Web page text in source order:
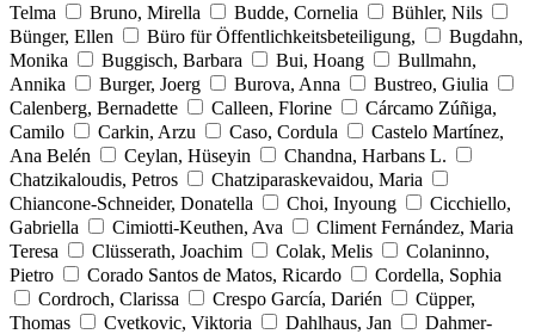
Telma
Bruno, Mirella Budde, Cornelia
Bühler, Nils
Bünger, Ellen
Büro für Öffentlichkeitsbeteiligung,
Bugdahn,
Monika
Buggisch, Barbara Bui, Hoang
Bullmahn,
Annika
Burger, Joerg Burova, Anna
Bustreo, Giulia
Calenberg, Bernadette
Calleen, Florine
Cárcamo Zúñiga,
Camilo
Carkin, Arzu Caso, Cordula
Castelo Martínez,
Ana Belén
Ceylan, Hüseyin
Chandna, Harbans L.
Chatzikaloudis, Petros
Chatziparaskevaidou, Maria
Chiancone-Schneider, Donatella
Choi, Inyoung
Cicchiello,
Gabriella
Cimiotti-Keuthen, Ava
Climent Fernández, Maria
Teresa
Clüsserath, Joachim Colak, Melis
Colaninno,
Pietro
Corado Santos de Matos, Ricardo
Cordella, Sophia
Cordroch, Clarissa
Crespo García, Darién
Cüpper,
Thomas
Cvetkovic, Viktoria Dahlhaus, Jan
Dahmer-